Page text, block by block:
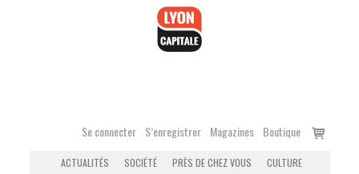
Se connecter S’enregistrer Magazines Boutique
Voir
ACTUALITÉS SOCIÉTÉ PRÈS DE CHEZ VOUS
CULTURE